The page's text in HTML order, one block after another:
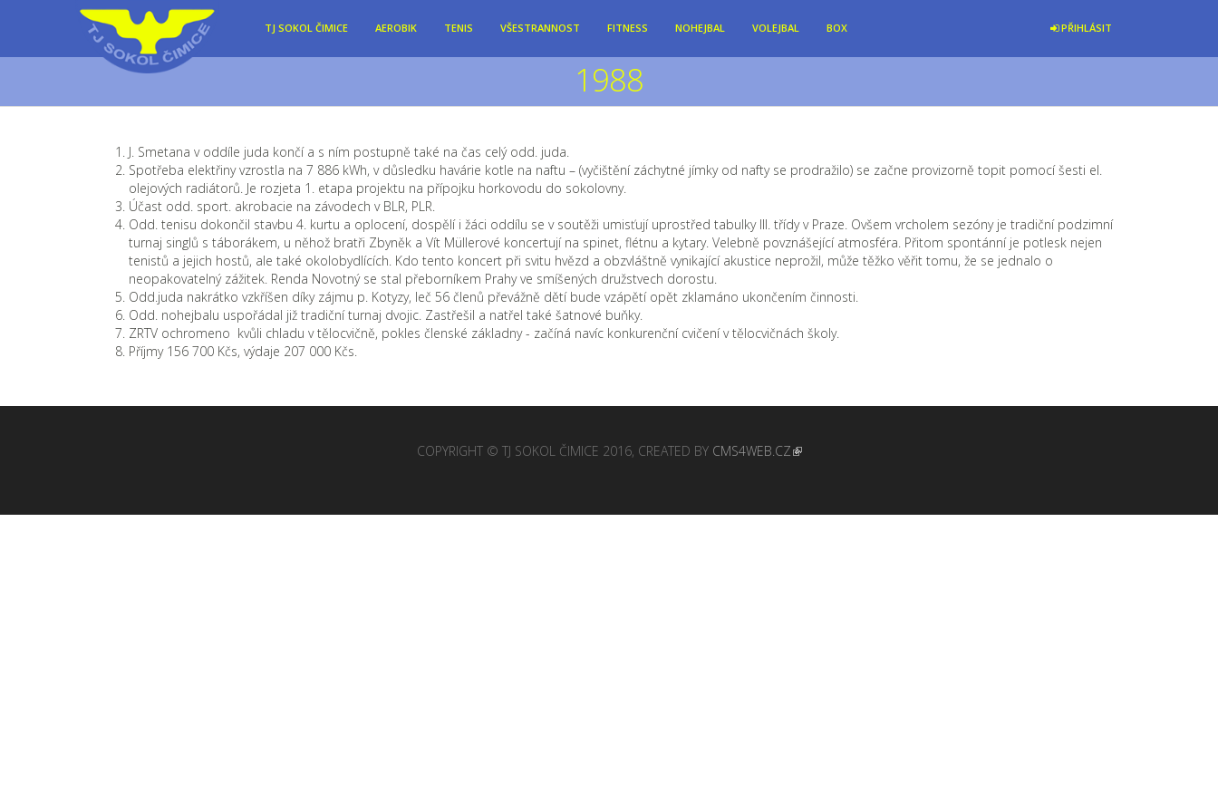
TJ SOKOL ČIMICE AEROBIK TENIS VŠESTRANNOST FITNESS NOHEJBAL VOLEJBAL BOX PŘIHLÁSIT
1988
J. Smetana v oddíle juda končí a s ním postupně také na čas celý odd. juda.
Spotřeba elektřiny vzrostla na 7 886 kWh, v důsledku havárie kotle na naftu – (vyčištění záchytné jímky od nafty se prodražilo) se začne provizorně topit pomocí šesti el.
olejových radiátorů. Je rozjeta 1. etapa projektu na přípojku horkovodu do sokolovny.
Účast odd. sport. akrobacie na závodech v BLR, PLR.
Odd. tenisu dokončil stavbu 4. kurtu a oplocení, dospělí i žáci oddílu se v soutěži umisťují uprostřed tabulky III. třídy v Praze. Ovšem vrcholem sezóny je tradiční podzimní
turnaj singlů s táborákem, u něhož bratři Zbyněk a Vít Müllerové koncertují na spinet, flétnu a kytary. Velebně povznášející atmosféra. Přitom spontánní je potlesk nejen
tenistů a jejich hostů, ale také okolobydlících. Kdo tento koncert při svitu hvězd a obzvláštně vynikající akustice neprožil, může těžko věřit tomu, že se jednalo o
neopakovatelný zážitek. Renda Novotný se stal přeborníkem Prahy ve smíšených družstvech dorostu.
Odd.juda nakrátko vzkříšen díky zájmu p. Kotyzy, leč 56 členů převážně dětí bude vzápětí opět zklamáno ukončením činnosti.
Odd. nohejbalu uspořádal již tradiční turnaj dvojic. Zastřešil a natřel také šatnové buňky.
ZRTV ochromeno kvůli chladu v tělocvičně, pokles členské základny - začíná navíc konkurenční cvičení v tělocvičnách školy.
Příjmy 156 700 Kčs, výdaje 207 000 Kčs.
COPYRIGHT © TJ SOKOL ČIMICE 2016, CREATED BY CMS4WEB.CZ